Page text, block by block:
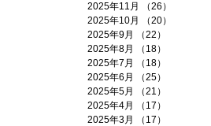
2025年11月
（26）
2025年10月
（20）
2025年9月
（22）
2025年8月
（18）
2025年7月
（18）
2025年6月
（25）
2025年5月
（21）
2025年4月
（17）
2025年3月
（17）